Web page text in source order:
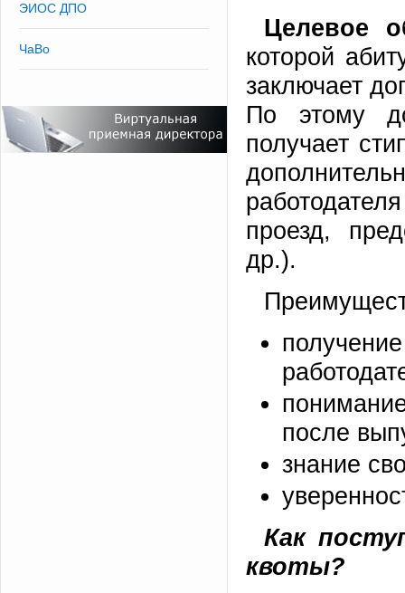
ЭИОС ДПО
ЧаВо
Целевое
которой
заключает
По этому
получает
проезд,
др.).
после
знание
Как
квоты?